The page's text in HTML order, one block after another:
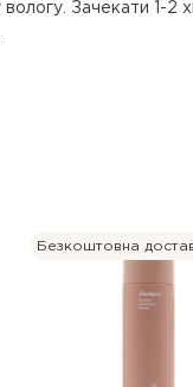
Зачекати 1-2
Безкоштовна